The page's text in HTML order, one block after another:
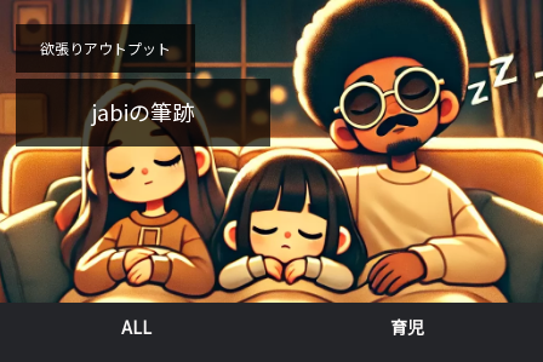
欲張りアウトプット
jabiの筆跡
ALL
育児